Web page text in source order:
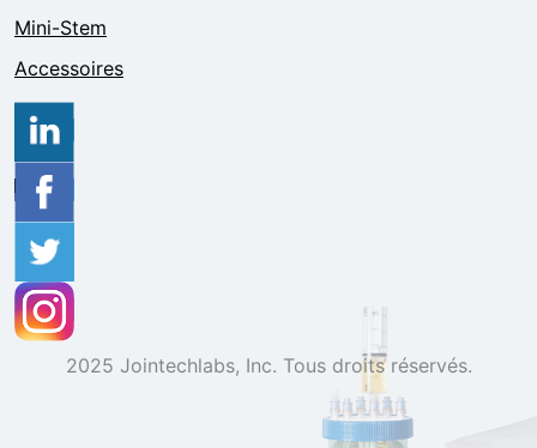
Mini-Stem
Accessoires
2025 Jointechlabs, Inc. Tous droits réservés.